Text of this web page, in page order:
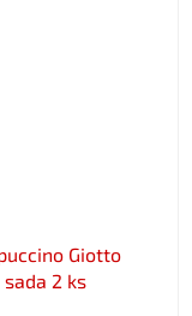
Giotto
2 ks